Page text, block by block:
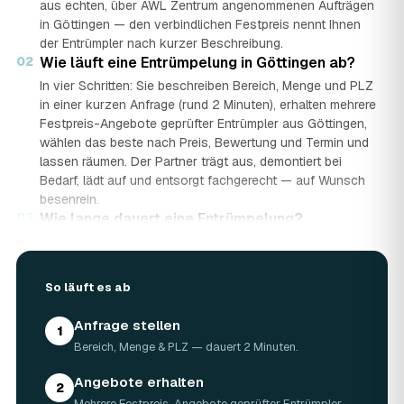
aus echten, über AWL Zentrum angenommenen Aufträgen
in Göttingen — den verbindlichen Festpreis nennt Ihnen
der Entrümpler nach kurzer Beschreibung.
02 Wie läuft eine Entrümpelung in Göttingen ab?
In vier Schritten: Sie beschreiben Bereich, Menge und PLZ
in einer kurzen Anfrage (rund 2 Minuten), erhalten mehrere
Festpreis-Angebote geprüfter Entrümpler aus Göttingen,
wählen das beste nach Preis, Bewertung und Termin und
lassen räumen. Der Partner trägt aus, demontiert bei
Bedarf, lädt auf und entsorgt fachgerecht — auf Wunsch
besenrein.
Wie lange dauert eine Entrümpelung?
eine komplette Wohnung oder ein Haus in Göttingen kann
schon innerhalb weniger Tage, bei akuten Fällen wie einer
Messie-Wohnung auch kurzfristig.
Welche Gegenstände werden bei der
Entrümpelung entsorgt?
Mitgenommen wird praktisch der gesamte Hausrat: Möbel,
So läuft es ab
1 Anfrage stellen
Bereich, Menge & PLZ — dauert 2 Minuten.
2 Angebote erhalten